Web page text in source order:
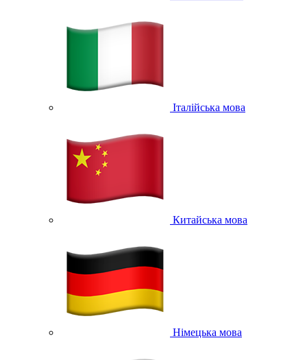
Італійська мова
Китайська мова
Німецька мова